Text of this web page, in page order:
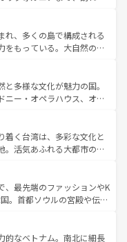
もできる。 なお、新
覧 を参照してほしい。
ッピング、エンターテイ
ポットだ。一方、アメリカ
ンドキャニオンやイエロー
と美食が融合した独特の
各地域で異なる魅力を楽
な歴史を感じることができ
メリカ
てほしい。
れ、多くの島で構成される
をもっている。大自然の神
の観光地といえばオアフ
マウイ島やカウアイ島が
に輝く海をはじめ、豊かな
を迎えてくれるハワイの
やハワイアンミュージッ
すべてがハワイの魅力を彩
報
しい。
多様な文化が魅力の国。
ニー・オペラハウス、オー
るウルル（エアーズロッ
林やケアンズの熱帯雨林な
、カフェやワイン、オージ
おり、サーフィンやダイ
トドア好きにはたまらな
力を存分に味わいつくそ
着く台湾は、多彩な文化と
。活気あふれる大都市の台
湾東部など、都市の喧騒
、訪れる人に新しい発見と
、奥深い台湾の食文化も魅
、バラエティ豊かな料理
台湾情報は コンテンツ一覧を参
、最先端のファッションやK
。首都ソウルの宮殿や伝統
の自然美を楽しむことが
、絶品のストリートフード
的なベトナム。南北に細長